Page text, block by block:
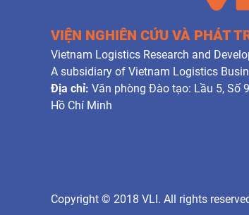
VIỆN NGHIÊN CỨU VÀ PHÁT
Vietnam Logistics Research and
A subsidiary of Vietnam Logistics
Địa chỉ: Văn phòng Đào tạo: Lầu 5, Số
Hồ Chí Minh
Copyright © 2018 VLI. All rights